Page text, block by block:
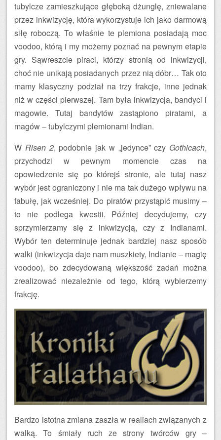
tubylcze zamieszkujące głęboką dżunglę, zniewalane
przez inkwizycję, która wykorzystuje ich jako darmową
siłę roboczą. To właśnie te plemiona posiadają moc
voodoo, którą i my możemy poznać na pewnym etapie
gry. Sąwreszcie piraci, którzy stronią od inkwizycji,
choć nie unikają posiadanych przez nią dóbr… Tak oto
mamy klasyczny podział na trzy frakcje, inne jednak
niż w części pierwszej. Tam była inkwizycja, bandyci i
magowie. Tutaj bandytów zastąpiono piratami, a
magów – tubylczymi plemionami Indian.
W Risen 2, podobnie jak w „jedynce” czy Gothicach,
przychodzi w pewnym momencie czas na
opowiedzenie się po którejś stronie, ale tutaj nasz
wybór jest ograniczony i nie ma tak dużego wpływu na
fabułę, jak wcześniej. Do piratów przystąpić musimy –
to nie podlega kwestii. Później decydujemy, czy
sprzymierzamy się z inkwizycją, czy z Indianami.
Wybór ten determinuje jednak bardziej nasz sposób
walki (inkwizycja daje nam muszkiety, Indianie – magię
voodoo), bo zdecydowaną większość zadań można
zrealizować niezależnie od tego, którą wybierzemy
frakcję.
Bardzo istotna zmiana zaszła w realiach związanych z
walką. To śmiały ruch ze strony twórców gry –